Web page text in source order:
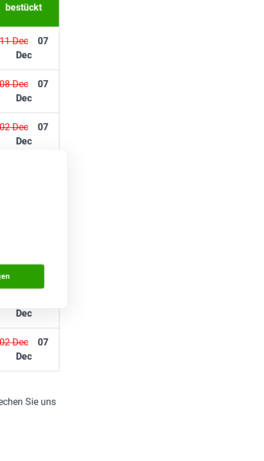
bestückt
Dec
07
Dec
Dec
07
Dec
Dec
07
Dec
Dec
Dec
07
Dec
Sie uns